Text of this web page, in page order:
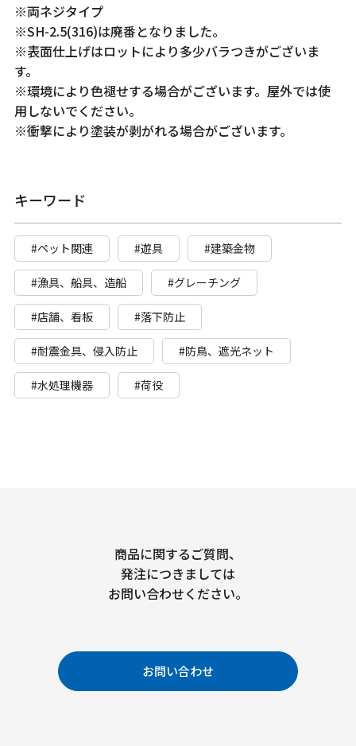
※両ネジタイプ
※SH-2.5(316)は廃番となりました。
※表面仕上げはロットにより多少バラつきがございま
す。
※環境により色褪せする場合がございます。屋外では使
用しないでください。
※衝撃により塗装が剥がれる場合がございます。
キーワード
#ペット関連 #遊具 #建築金物
#漁具、船具、造船 #グレーチング
#店舗、看板 #落下防止
#耐震金具、侵入防止 #防鳥、遮光ネット
#水処理機器 #荷役
商品に関するご質問、
発注につきましては
お問い合わせください。
お問い合わせ